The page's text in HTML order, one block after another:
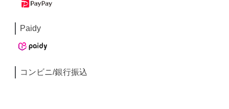
Paidy
コンビニ/銀行振込